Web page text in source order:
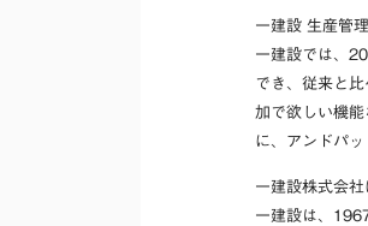
一建設 生産管
一建設では、
でき、従来と
加で欲しい機
に、アンドパ
一建設株式会社
一建設は、